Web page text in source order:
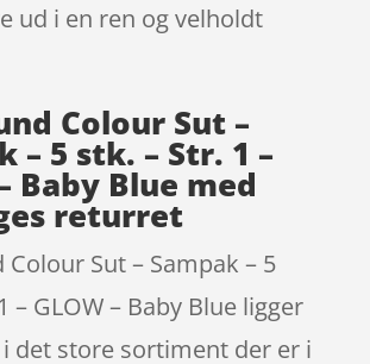
ud i en ren og velholdt
Colour Sut –
– 5 stk. – Str. 1 –
Baby Blue med
returret
Colour Sut – Sampak – 5
– GLOW – Baby Blue ligger
det store sortiment der er i